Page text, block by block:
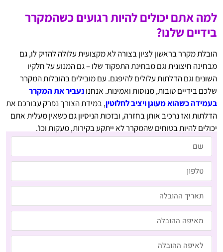
למה אתם יכולים להיות רגועים כשהמקרר
בידיים שלנו?
הובלת מקרר בראשון לציון בצורה לא מקצועית עלולה להזיק לו, גם
מבחינה חיצונית וגם מבחינת התפקוד שלו – גם המנוע על חלקיו
השונים וגם הדלתות עלולים להיפגם. עם מובילים בהובלות המקרר
שלכם בידיים טובות, מנוסות ואמינות. אנחנונעביר את המקרר
בעמידה כשהוא מעוגן ויציב לחלוטין, במידת הצורך נפרק עבורכם את
הדלתות ואז נרכיב אותן בחזרה, ובזכות הניסיון גם כשאין מעלית אתם
יכולים להיות בטוחים שהמקרר לא ייתקע בקירות, מעקות וכו'.